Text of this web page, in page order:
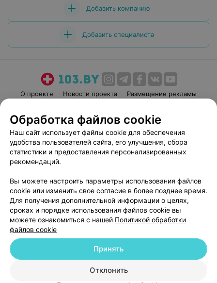
Добавить компанию
Добавить специалиста
О проекте Новости проекта
Размещение рекламы
Пользовательское соглашение
Способы оплаты
Вакансии
Партнеры
Написать руководителю 103.by
Обработка персональных данных
© 2026 ООО «Артокс Лаб», УНП 191700409
| 220012, Республика Беларусь,
г. Минск, улица Толбухина, 2, пом. 16 | help@103.by
Служба поддержки +375 291212755
Обработка файлов cookie
Наш сайт использует файлы cookie для обеспечения
удобства пользователей сайта, его улучшения, сбора
статистики и предоставления персонализированных
рекомендаций.
Вы можете настроить параметры использования файлов
cookie или изменить свое согласие в более позднее время.
Для получения дополнительной информации о целях,
сроках и порядке использования файлов cookie вы
можете ознакомиться с нашей Политикой обработки
файлов cookie
Отклонить
Принять